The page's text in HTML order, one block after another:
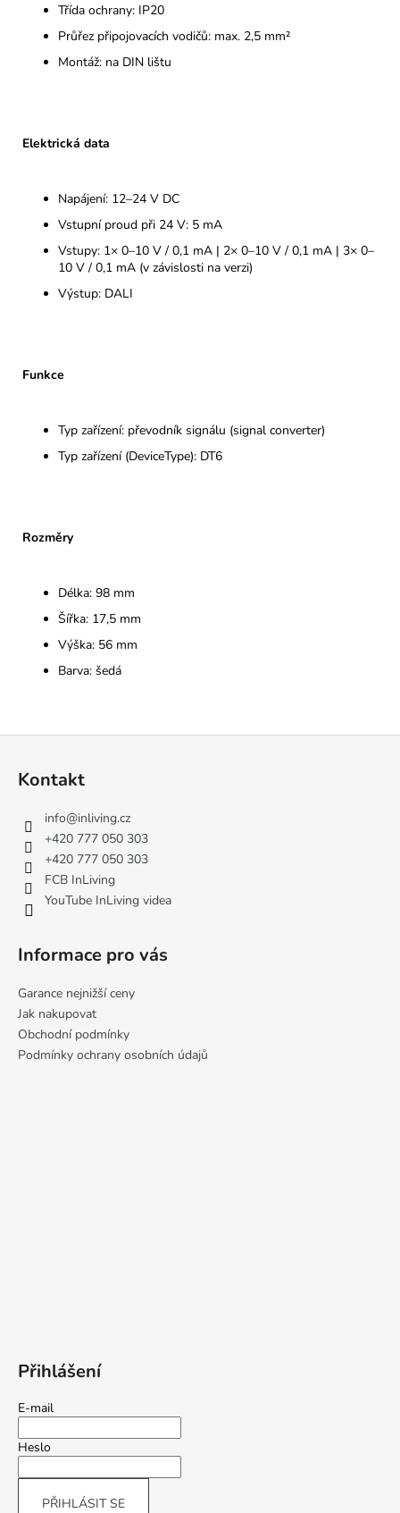
Třída ochrany: IP20
Průřez připojovacích vodičů: max. 2,5 mm²
Montáž: na DIN lištu
Elektrická data
Napájení: 12–24 V DC
Vstupní proud při 24 V: 5 mA
Vstupy: 1× 0–10 V / 0,1 mA | 2× 0–10 V / 0,1 mA | 3× 0–
10 V / 0,1 mA (v závislosti na verzi)
Výstup: DALI
Funkce
Typ zařízení: převodník signálu (signal converter)
Typ zařízení (DeviceType): DT6
Rozměry
Délka: 98 mm
Šířka: 17,5 mm
Výška: 56 mm
Barva: šedá
Kontakt
info@inliving.cz
+420 777 050 303
+420 777 050 303
FCB InLiving
YouTube InLiving videa
Informace pro vás
Garance nejnižší ceny
Jak nakupovat
Obchodní podmínky
Podmínky ochrany osobních údajů
Přihlášení
E-mail
Heslo
PŘIHLÁSIT SE